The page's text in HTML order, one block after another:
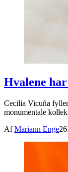
Hvalene
Cecilia Vicuña
monumentale
AfMariann Enge